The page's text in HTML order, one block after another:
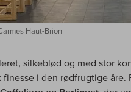
Haut-Brion
silkeblød og med stor
finesse i den rødfrugtige åre.